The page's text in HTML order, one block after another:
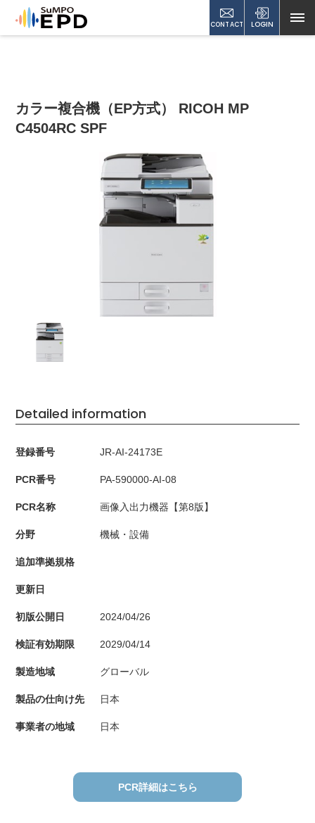
CONTACT LOGIN
カラー複合機（EP方式） RICOH MP
C4504RC SPF
Detailed information
登録番号 JR-AI-24173E
PCR番号 PA-590000-AI-08
PCR名称 画像入出力機器【第8版】
分野 機械・設備
追加準拠規格
更新日
初版公開日 2024/04/26
検証有効期限 2029/04/14
製造地域 グローバル
製品の仕向け先 日本
事業者の地域 日本
PCR詳細はこちら